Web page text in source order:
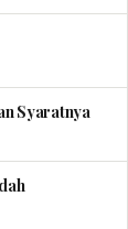
Syaratnya